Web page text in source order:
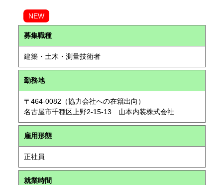
NEW
募集職種
建築・土木・測量技術者
勤務地
〒464-0082（協力会社への在籍出向）
名古屋市千種区上野2-15-13 山本内装株式会社
雇用形態
正社員
就業時間